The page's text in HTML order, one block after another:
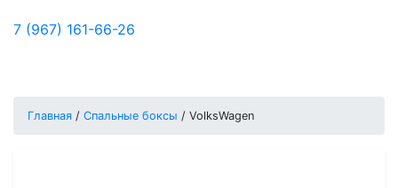
7 (967) 161-66-26
Главная / Спальные боксы / VolksWagen